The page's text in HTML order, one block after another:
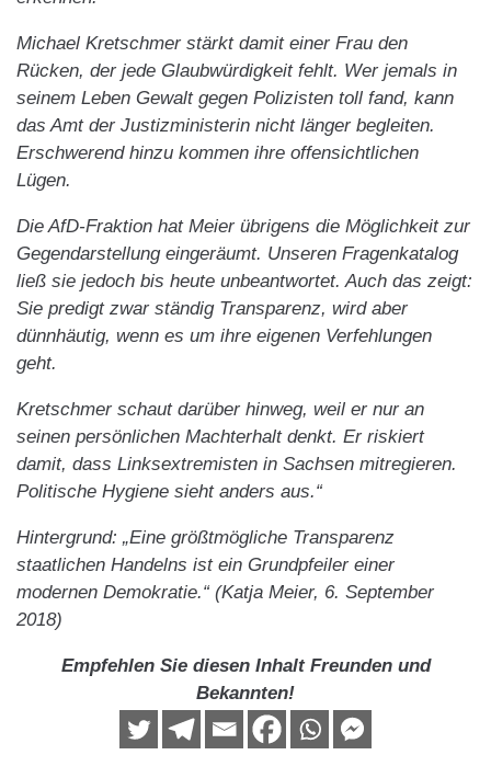
Michael Kretschmer stärkt damit einer Frau den
Rücken, der jede Glaubwürdigkeit fehlt. Wer jemals in
seinem Leben Gewalt gegen Polizisten toll fand, kann
das Amt der Justizministerin nicht länger begleiten.
Erschwerend hinzu kommen ihre offensichtlichen
Lügen.
Die AfD-Fraktion hat Meier übrigens die Möglichkeit zur
Gegendarstellung eingeräumt. Unseren Fragenkatalog
ließ sie jedoch bis heute unbeantwortet. Auch das zeigt:
Sie predigt zwar ständig Transparenz, wird aber
dünnhäutig, wenn es um ihre eigenen Verfehlungen
geht.
Kretschmer schaut darüber hinweg, weil er nur an
seinen persönlichen Machterhalt denkt. Er riskiert
damit, dass Linksextremisten in Sachsen mitregieren.
Politische Hygiene sieht anders aus.“
Hintergrund: „Eine größtmögliche Transparenz
staatlichen Handelns ist ein Grundpfeiler einer
modernen Demokratie.“ (Katja Meier, 6. September
2018)
Empfehlen Sie diesen Inhalt Freunden und
Bekannten!